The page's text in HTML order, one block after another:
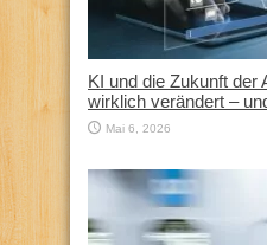
KI und die Zukunft der
wirklich verändert –
Mai 6, 2026